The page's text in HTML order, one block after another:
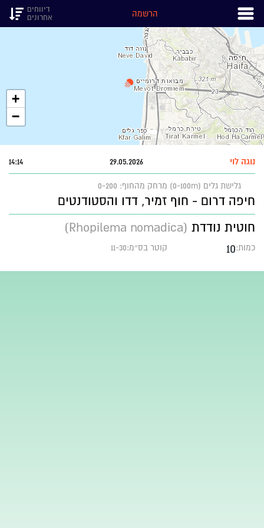
הרשמה
דיווחים
אחרונים
+
−
נוגה לוי 29.05.2026
14:14
גלישת גלים (0-100m) מרחק מהחוף: 0-200
חיפה דרום - חוף זמיר, דדו והסטודנטים
חוטית נודדת (Rhopilema nomadica)
כמות:10 קוטר בס״מ:11-30